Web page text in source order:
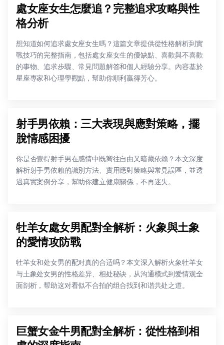
處女座女生怎麼追？完整追求攻略與性
格分析
想知道如何追求處女座女生嗎？這篇文章提供從性格解析到實
戰技巧的完整指南，包括處女座女生的優缺點、喜歡與不喜歡
的事物、追求步驟、常見問題解答和個人經驗分享。內容基於
星座專家和心理學觀點，幫助你順利贏得芳心。
射手男依賴：三大表現與應對策略，擺
脫情感困擾
你是否覺得射手男在感情中既嚮往自由又暗藏依賴？本文深度
解析射手男依賴的識別方法、實用應對策略與常見誤區，並透
過真實案例分享，幫助你建立健康關係，不再迷失。
牡羊女處女男配對全解析：火象與土象
的愛情攻防戰
牡羊女和处女男的配对真的合适吗？本文深入解析火象牡羊女
与土象处女男的性格差异、相处秘诀，从沟通模式到爱情观全
面剖析，帮助这对看似不合拍的组合找到和谐共处之道。
巨蟹女金牛男配對全解析：從性格到相